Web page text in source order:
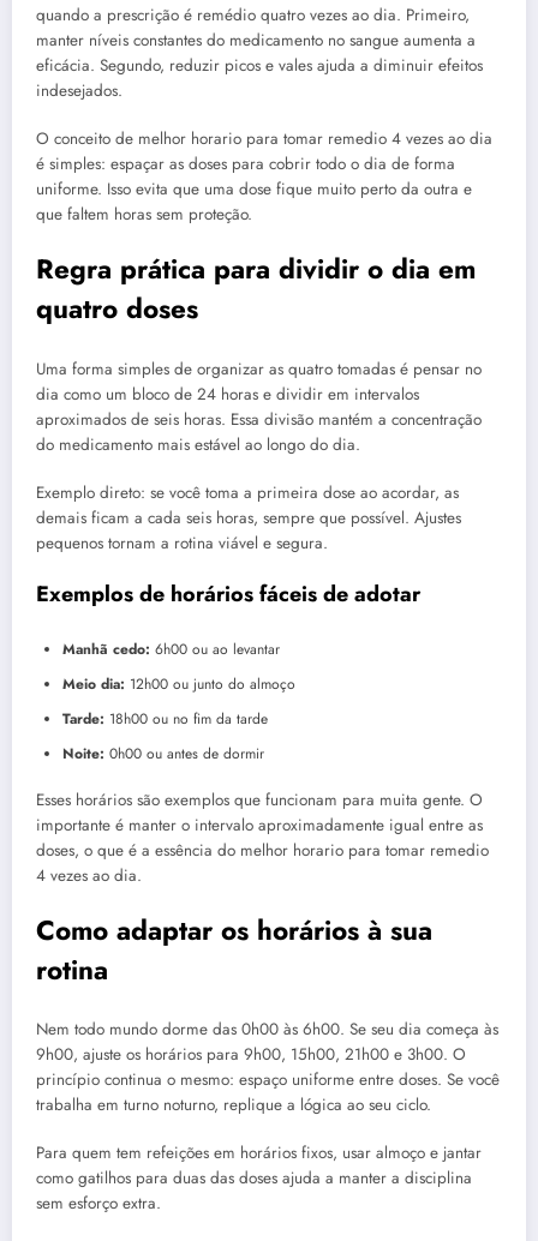
quando a prescrição é remédio quatro vezes ao dia. Primeiro,
manter níveis constantes do medicamento no sangue aumenta a
eficácia. Segundo, reduzir picos e vales ajuda a diminuir efeitos
indesejados.
O conceito de melhor horario para tomar remedio 4 vezes ao dia
é simples: espaçar as doses para cobrir todo o dia de forma
uniforme. Isso evita que uma dose fique muito perto da outra e
que faltem horas sem proteção.
Regra prática para dividir o dia em
quatro doses
Uma forma simples de organizar as quatro tomadas é pensar no
dia como um bloco de 24 horas e dividir em intervalos
aproximados de seis horas. Essa divisão mantém a concentração
do medicamento mais estável ao longo do dia.
Exemplo direto: se você toma a primeira dose ao acordar, as
demais ficam a cada seis horas, sempre que possível. Ajustes
pequenos tornam a rotina viável e segura.
Exemplos de horários fáceis de adotar
Manhã cedo: 6h00 ou ao levantar
Meio dia: 12h00 ou junto do almoço
Tarde: 18h00 ou no fim da tarde
Noite: 0h00 ou antes de dormir
Esses horários são exemplos que funcionam para muita gente. O
importante é manter o intervalo aproximadamente igual entre as
doses, o que é a essência do melhor horario para tomar remedio
4 vezes ao dia.
Como adaptar os horários à sua
rotina
Nem todo mundo dorme das 0h00 às 6h00. Se seu dia começa às
9h00, ajuste os horários para 9h00, 15h00, 21h00 e 3h00. O
princípio continua o mesmo: espaço uniforme entre doses. Se você
trabalha em turno noturno, replique a lógica ao seu ciclo.
Para quem tem refeições em horários fixos, usar almoço e jantar
como gatilhos para duas das doses ajuda a manter a disciplina
sem esforço extra.